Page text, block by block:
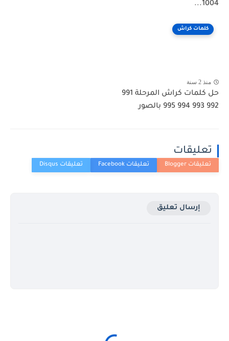
1004...
كلمات كراش
منذ 2 سنة
حل كلمات كراش المرحلة 991
992 993 994 995 بالصور
تعليقات
إرسال تعليق